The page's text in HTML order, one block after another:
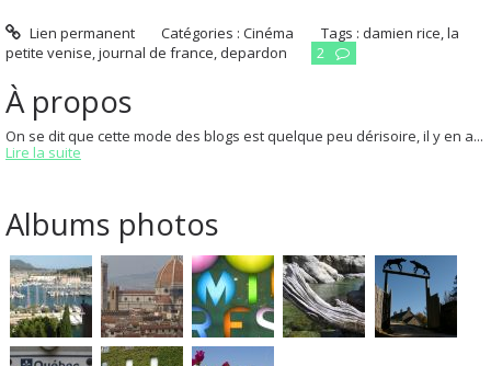
Lien permanent Catégories :Cinéma Tags : damien rice,la
petite venise,journal de france, depardon 2
À propos
On se dit que cette mode des blogs est quelque peu dérisoire, il y en a...
Lire la suite
Albums photos